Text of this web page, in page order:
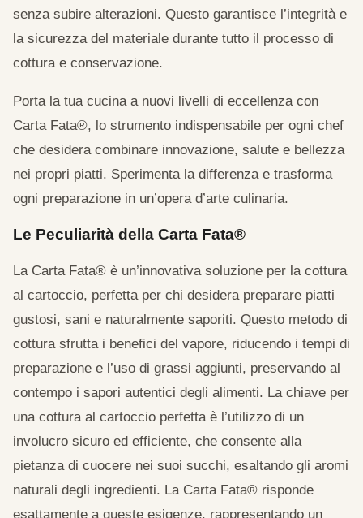
senza subire alterazioni. Questo garantisce l’integrità e
la sicurezza del materiale durante tutto il processo di
cottura e conservazione.
Porta la tua cucina a nuovi livelli di eccellenza con
Carta Fata®, lo strumento indispensabile per ogni chef
che desidera combinare innovazione, salute e bellezza
nei propri piatti. Sperimenta la differenza e trasforma
ogni preparazione in un’opera d’arte culinaria.
Le Peculiarità della Carta Fata®
La Carta Fata® è un’innovativa soluzione per la cottura
al cartoccio, perfetta per chi desidera preparare piatti
gustosi, sani e naturalmente saporiti. Questo metodo di
cottura sfrutta i benefici del vapore, riducendo i tempi di
preparazione e l’uso di grassi aggiunti, preservando al
contempo i sapori autentici degli alimenti. La chiave per
una cottura al cartoccio perfetta è l’utilizzo di un
involucro sicuro ed efficiente, che consente alla
pietanza di cuocere nei suoi succhi, esaltando gli aromi
naturali degli ingredienti. La Carta Fata® risponde
esattamente a queste esigenze, rappresentando un